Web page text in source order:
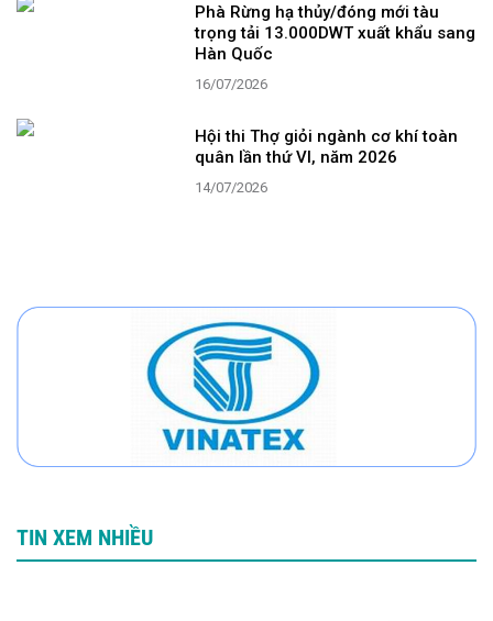
Phà Rừng hạ thủy/đóng mới tàu
trọng tải 13.000DWT xuất khẩu sang
Hàn Quốc
16/07/2026
Hội thi Thợ giỏi ngành cơ khí toàn
quân lần thứ VI, năm 2026
14/07/2026
TIN XEM NHIỀU